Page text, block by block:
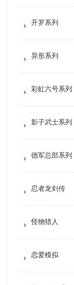
开罗系列
异形系列
彩虹六号系列
影子武士系列
德军总部系列
忍者龙剑传
怪物猎人
恋爱模拟